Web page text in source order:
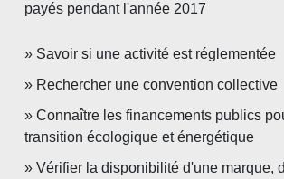
payés pendant l'année 2017
Savoir si une activité est réglementée
Rechercher une convention collective
Connaître les financements publics
transition écologique et énergétique
Vérifier la disponibilité d'une marque,